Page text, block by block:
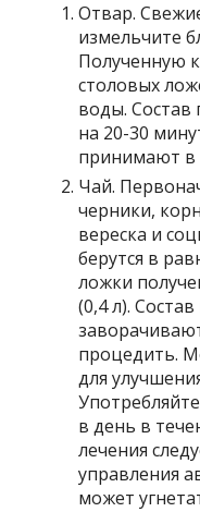
Отвар.
измельчите
Полученную
столовых
воды. Состав
на 20-30
принимают в
Чай.
черники,
вереска и
берутся в
ложки
(0,4 л).
процедить.
для
в день в
лечения
управления
может